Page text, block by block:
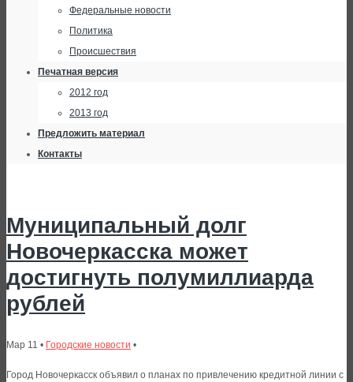
Федеральные новости
Политика
Происшествия
Печатная версия
2012 год
2013 год
Предложить материал
Контакты
Муниципальный долг
Новочеркасска может
достигнуть полумиллиарда
рублей
Мар 11 • Городские новости •
Город Новочеркасск объявил о планах по привлечению кредитной линии с